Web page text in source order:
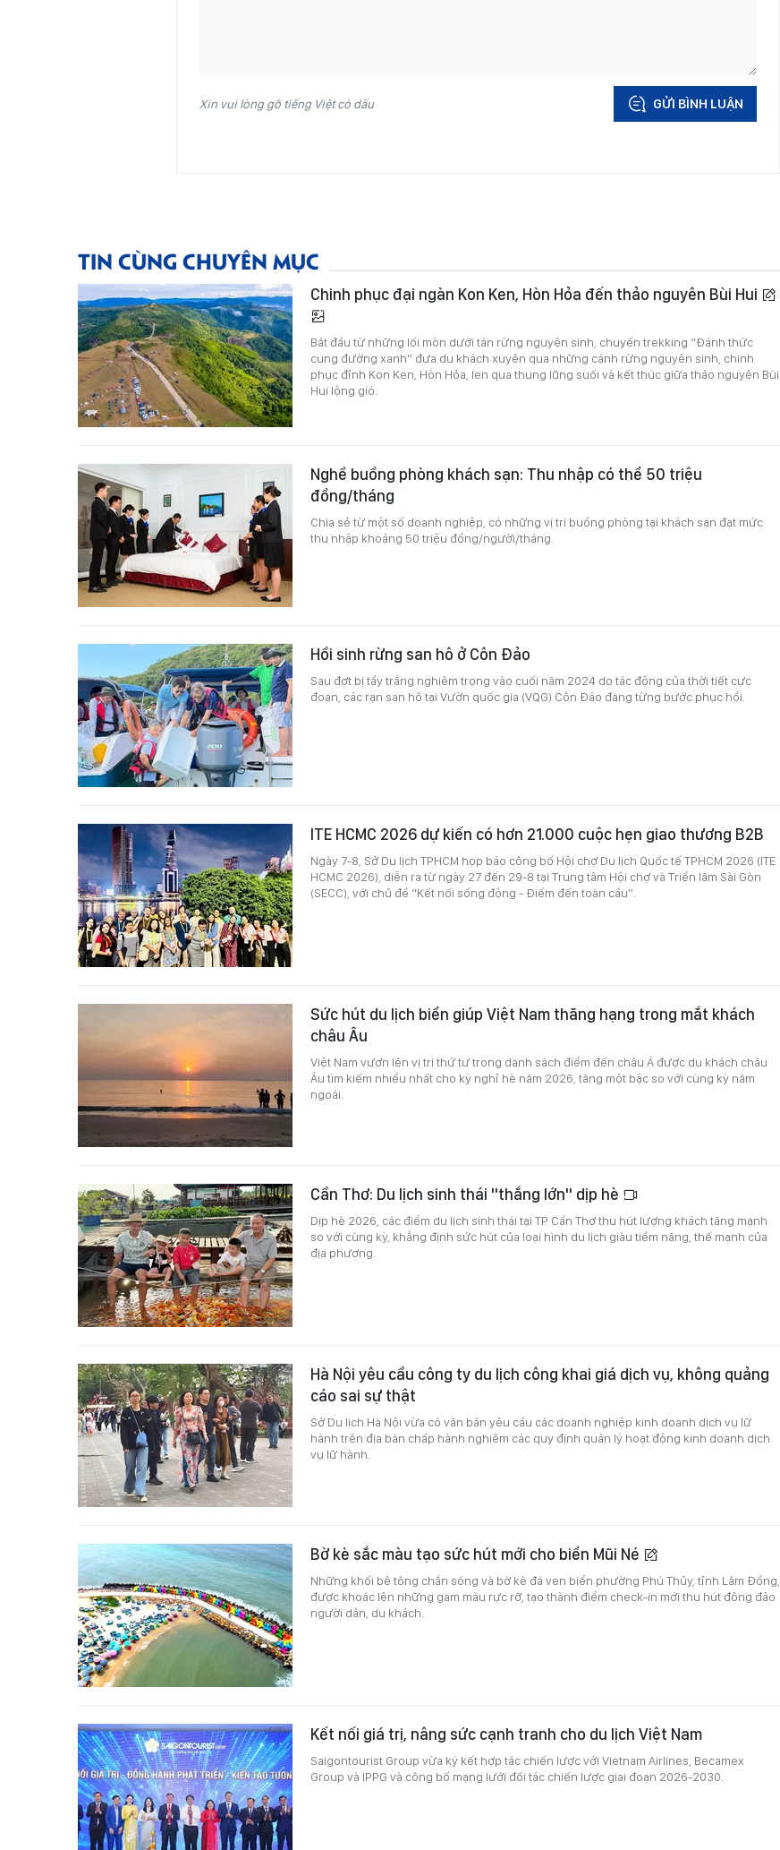
Xin vui lòng gõ tiếng Việt có dấu GỬI BÌNH LUẬN
TIN CÙNG CHUYÊN MỤC
Chinh phục đại ngàn Kon Ken, Hòn Hỏa đến thảo nguyên Bùi Hui
Bắt đầu từ những lối mòn dưới tán rừng nguyên sinh, chuyến trekking “Đánh thức
cung đường xanh” đưa du khách xuyên qua những cánh rừng nguyên sinh, chinh
phục đỉnh Kon Ken, Hòn Hỏa, len qua thung lũng suối và kết thúc giữa thảo nguyên Bùi
Hui lộng gió.
Nghề buồng phòng khách sạn: Thu nhập có thể 50 triệu
đồng/tháng
Chia sẻ từ một số doanh nghiệp, có những vị trí buồng phòng tại khách sạn đạt mức
thu nhập khoảng 50 triệu đồng/người/tháng.
Hồi sinh rừng san hô ở Côn Đảo
Sau đợt bị tẩy trắng nghiêm trọng vào cuối năm 2024 do tác động của thời tiết cực
đoan, các rạn san hô tại Vườn quốc gia (VQG) Côn Đảo đang từng bước phục hồi.
ITE HCMC 2026 dự kiến có hơn 21.000 cuộc hẹn giao thương B2B
Ngày 7-8, Sở Du lịch TPHCM họp báo công bố Hội chợ Du lịch Quốc tế TPHCM 2026 (ITE
HCMC 2026), diễn ra từ ngày 27 đến 29-8 tại Trung tâm Hội chợ và Triển lãm Sài Gòn
(SECC), với chủ đề “Kết nối sống động - Điểm đến toàn cầu”.
Sức hút du lịch biển giúp Việt Nam thăng hạng trong mắt khách
châu Âu
Việt Nam vươn lên vị trí thứ tư trong danh sách điểm đến châu Á được du khách châu
Âu tìm kiếm nhiều nhất cho kỳ nghỉ hè năm 2026, tăng một bậc so với cùng kỳ năm
ngoái.
Cần Thơ: Du lịch sinh thái "thắng lớn" dịp hè
Dịp hè 2026, các điểm du lịch sinh thái tại TP Cần Thơ thu hút lượng khách tăng mạnh
so với cùng kỳ, khẳng định sức hút của loại hình du lịch giàu tiềm năng, thế mạnh của
địa phương.
Hà Nội yêu cầu công ty du lịch công khai giá dịch vụ, không quảng
cáo sai sự thật
Sở Du lịch Hà Nội vừa có văn bản yêu cầu các doanh nghiệp kinh doanh dịch vụ lữ
hành trên địa bàn chấp hành nghiêm các quy định quản lý hoạt động kinh doanh dịch
vụ lữ hành.
Bờ kè sắc màu tạo sức hút mới cho biển Mũi Né
Những khối bê tông chắn sóng và bờ kè đá ven biển phường Phú Thủy, tỉnh Lâm Đồng,
được khoác lên những gam màu rực rỡ, tạo thành điểm check-in mới thu hút đông đảo
người dân, du khách.
Kết nối giá trị, nâng sức cạnh tranh cho du lịch Việt Nam
Saigontourist Group vừa ký kết hợp tác chiến lược với Vietnam Airlines, Becamex
Group và IPPG và công bố mạng lưới đối tác chiến lược giai đoạn 2026-2030.